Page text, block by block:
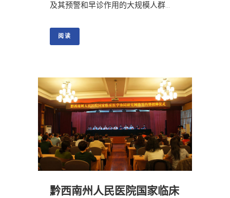
及其预警和早诊作用的大规模人群...
阅读
黔西南州人民医院国家临床